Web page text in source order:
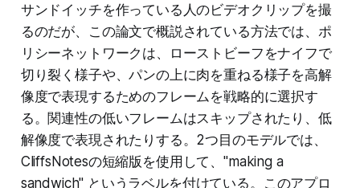
サンドイッチを作っている人のビデオクリップを撮
るのだが、この論文で概説されている方法では、ポ
リシーネットワークは、ローストビーフをナイフで
切り裂く様子や、パンの上に肉を重ねる様子を高解
像度で表現するためのフレームを戦略的に選択す
る。関連性の低いフレームはスキップされたり、低
解像度で表現されたりする。2つ目のモデルでは、
CliffsNotesの短縮版を使用して、"making a
sandwich" というラベルを付けている。このアプロ